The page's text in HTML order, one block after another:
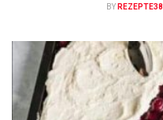
BY REZEPTE38